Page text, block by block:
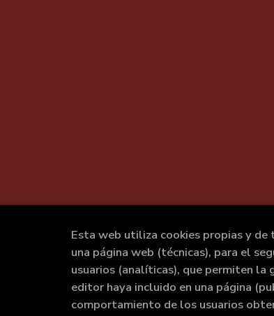
Esta web utiliza cookies propias y
una página web (técnicas), para el
usuarios (analíticas), que permiten la
editor haya incluido en una página
comportamiento de los usuarios